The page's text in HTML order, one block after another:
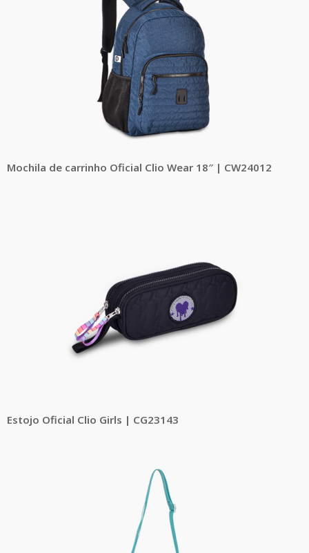
Mochila de carrinho Oficial Clio Wear 18″ | CW24012
Estojo Oficial Clio Girls | CG23143